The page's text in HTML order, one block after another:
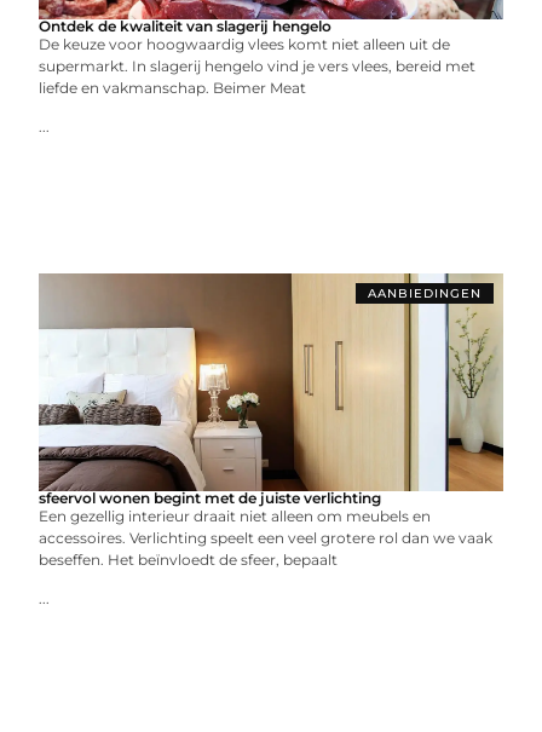
Ontdek de kwaliteit van slagerij hengelo
De keuze voor hoogwaardig vlees komt niet alleen uit de
supermarkt. In slagerij hengelo vind je vers vlees, bereid met
liefde en vakmanschap. Beimer Meat
...
AANBIEDINGEN
sfeervol wonen begint met de juiste verlichting
Een gezellig interieur draait niet alleen om meubels en
accessoires. Verlichting speelt een veel grotere rol dan we vaak
beseffen. Het beïnvloedt de sfeer, bepaalt
...